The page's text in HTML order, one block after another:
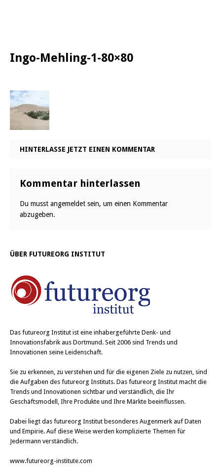
Ingo-Mehling-1-80×80
HINTERLASSE JETZT EINEN KOMMENTAR
Kommentar hinterlassen
Du musst angemeldet sein, um einen Kommentar
abzugeben.
ÜBER FUTUREORG INSTITUT
Das futureorg Institut ist eine inhabergeführte Denk- und
Innovationsfabrik aus Dortmund. Seit 2006 sind Trends und
Innovationen seine Leidenschaft.
Sie zu erkennen, zu verstehen und für die eigenen Ziele zu nutzen, sind
die Aufgaben des futureorg Instituts. Das futureorg Institut macht die
Trends und Innovationen sichtbar und verständlich, die Ihr
Geschäftsmodell, Ihre Produkte und Ihre Märkte beeinflussen.
Dabei liegt das futureorg Institut besonderes Augenmerk auf Daten
und Empirie. Auf diese Weise werden komplizierte Themen für
Jedermann verständlich.
www.futureorg-institute.com